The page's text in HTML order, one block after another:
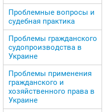
Проблемные вопросы и
судебная практика
Проблемы гражданского
судопроизводства в
Украине
Проблемы применения
гражданского и
хозяйственного права в
Украине